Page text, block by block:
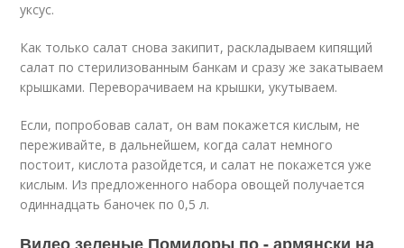
уксус.
Как только салат снова закипит, раскладываем кипящий
салат по стерилизованным банкам и сразу же закатываем
крышками. Переворачиваем на крышки, укутываем.
Если, попробовав салат, он вам покажется кислым, не
переживайте, в дальнейшем, когда салат немного
постоит, кислота разойдется, и салат не покажется уже
кислым. Из предложенного набора овощей получается
одиннадцать баночек по 0,5 л.